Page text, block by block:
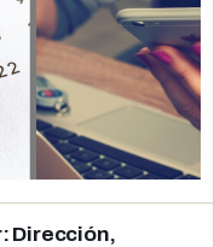
Dirección,